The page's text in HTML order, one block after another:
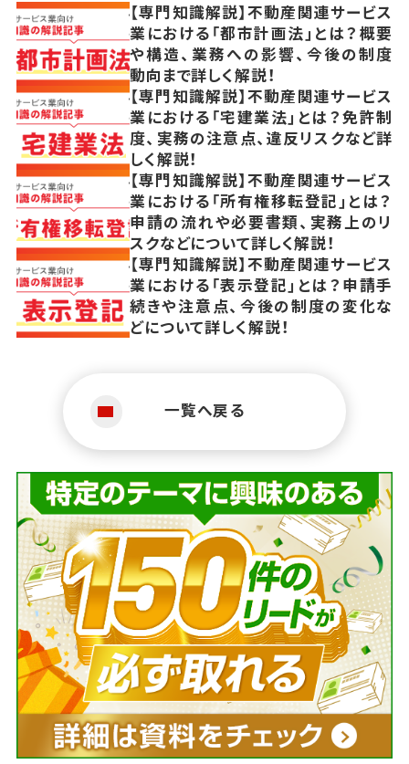
【専門知識解説】不動産関連サービス
業における「都市計画法」とは？概要
や構造、業務への影響、今後の制度
動向まで詳しく解説！
【専門知識解説】不動産関連サービス
業における「宅建業法」とは？免許制
度、実務の注意点、違反リスクなど詳
しく解説！
【専門知識解説】不動産関連サービス
業における「所有権移転登記」とは？
申請の流れや必要書類、実務上のリ
スクなどについて詳しく解説！
【専門知識解説】不動産関連サービス
業における「表示登記」とは？申請手
続きや注意点、今後の制度の変化な
どについて詳しく解説！
一覧へ戻る